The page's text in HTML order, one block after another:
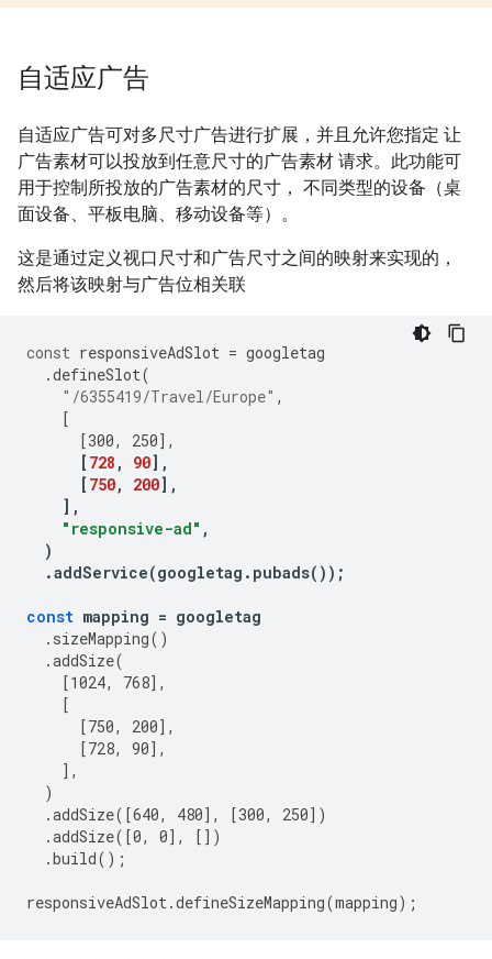
自适应广告
自适应广告可对多尺寸广告进行扩展，并且允许您指定 让
广告素材可以投放到任意尺寸的广告素材 请求。此功能可
用于控制所投放的广告素材的尺寸， 不同类型的设备（桌
面设备、平板电脑、移动设备等）。
这是通过定义视口尺寸和广告尺寸之间的映射来实现的，
然后将该映射与广告位相关联
const responsiveAdSlot = googletag
.defineSlot(
"/6355419/Travel/Europe" ,
[
[300, 250],
[ 728 , 90],
[ 750, 200],
],
"responsive-ad" ,
)
.addService(googletag . pubads());
const mapping = googletag
. sizeMapping()
.addSize(
[1024, 768],
[
[750, 200],
[728, 90],
],
)
.addSize([640, 480], [300, 250])
.addSize([0, 0],
[])
.build();
responsiveAdSlot.defineSizeMapping(mapping);